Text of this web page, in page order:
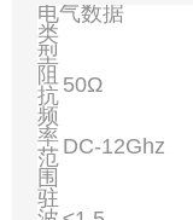
电气数据
类
型
阻
抗 50Ω
频
率
范
围
DC-12Ghz
驻